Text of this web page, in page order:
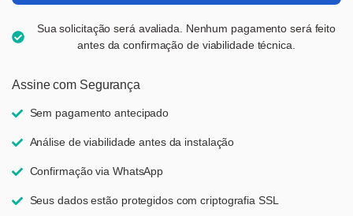
Sua solicitação será avaliada. Nenhum pagamento será feito
antes da confirmação de viabilidade técnica.
Assine com Segurança
Sem pagamento antecipado
Análise de viabilidade antes da instalação
Confirmação via WhatsApp
Seus dados estão protegidos com criptografia SSL